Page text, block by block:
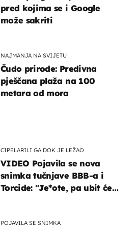
CIPELARILI GA DOK JE LEŽAO
VIDEO Pojavila se nova
snimka tučnjave BBB-a i
Torcide: "Je*ote, pa ubit će
POJAVILA SE SNIMKA
pred kojima se i Google
može sakriti
NAJMANJA NA SVIJETU
Čudo prirode: Predivna
pješčana plaža na 100
metara od mora